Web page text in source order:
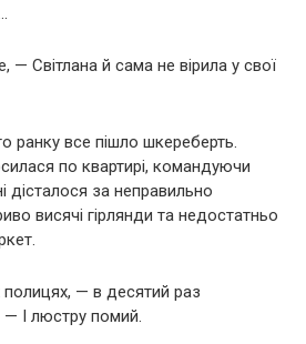
Світлана й сама не вірила у свої
ранку все пішло шкереберть.
по квартирі, командуючи
дісталося за неправильно
висячі гірлянди та недостатньо
полицях, — в десятий раз
І люстру помий.